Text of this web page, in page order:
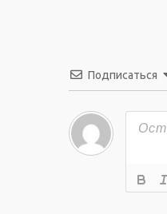
Подписаться